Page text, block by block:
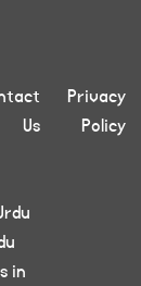
Privacy
Policy
Us
in